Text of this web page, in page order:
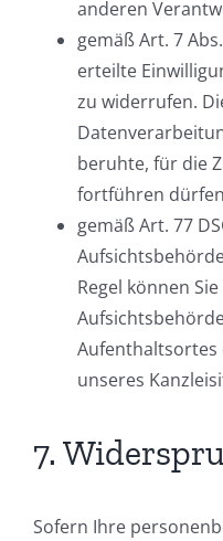
anderen
gemäß Art. 7
erteilte
zu widerrufen.
beruhte, für die
fortführen
gemäß Art. 77
Regel können
unseres
7.
Sofern Ihre